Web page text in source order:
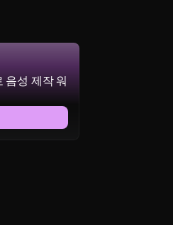
음성 제작 워